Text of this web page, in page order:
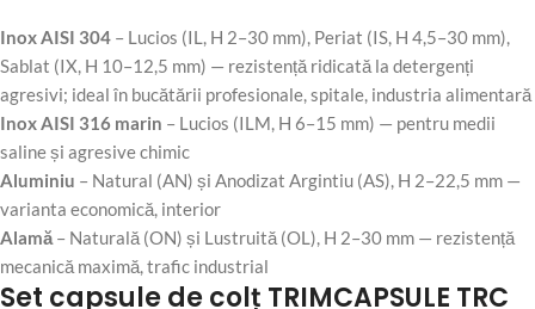
Inox AISI 304 – Lucios (IL, H 2–30 mm), Periat (IS, H 4,5–30 mm),
Sablat (IX, H 10–12,5 mm) — rezistență ridicată la detergenți
agresivi; ideal în bucătării profesionale, spitale, industria alimentară
Inox AISI 316 marin – Lucios (ILM, H 6–15 mm) — pentru medii
saline și agresive chimic
Aluminiu – Natural (AN) și Anodizat Argintiu (AS), H 2–22,5 mm —
varianta economică, interior
Alamă – Naturală (ON) și Lustruită (OL), H 2–30 mm — rezistență
mecanică maximă, trafic industrial
Set capsule de colț TRIMCAPSULE TRC